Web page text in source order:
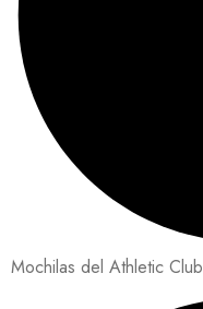
Mochilas del Athletic Club